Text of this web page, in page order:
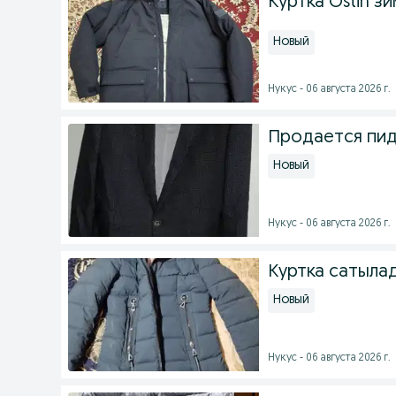
Новый
Нукус - 06 августа 2026 г.
Продается
Новый
Нукус - 06 августа 2026 г.
Куртка
Новый
Нукус - 06 августа 2026 г.